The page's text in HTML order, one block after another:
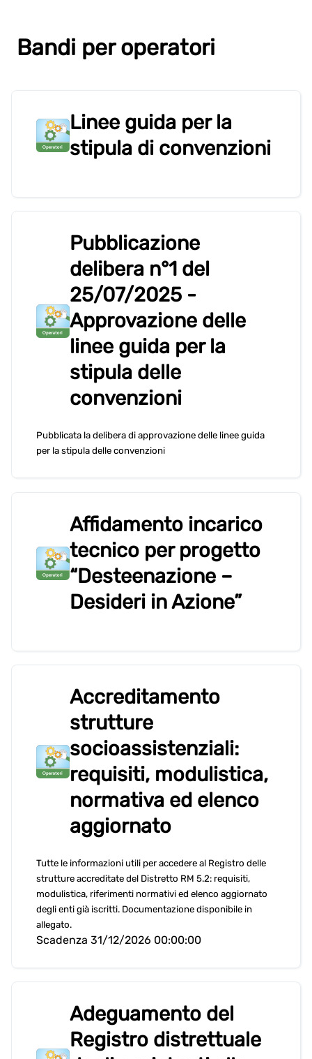
Bandi per operatori
Linee guida per la
stipula di convenzioni
Pubblicazione
delibera n°1 del
25/07/2025 -
Approvazione delle
linee guida per la
stipula delle
convenzioni
Pubblicata la delibera di approvazione delle linee guida
per la stipula delle convenzioni
Affidamento incarico
tecnico per progetto
“Desteenazione –
Desideri in Azione”
Accreditamento
strutture
socioassistenziali:
requisiti, modulistica,
normativa ed elenco
aggiornato
Tutte le informazioni utili per accedere al Registro delle
strutture accreditate del Distretto RM 5.2: requisiti,
modulistica, riferimenti normativi ed elenco aggiornato
degli enti già iscritti. Documentazione disponibile in
allegato.
Scadenza 31/12/2026 00:00:00
Adeguamento del
Registro distrettuale